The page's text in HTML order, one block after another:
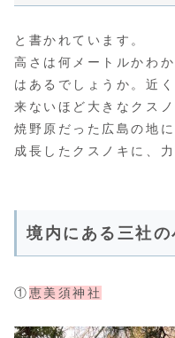
と書かれています。
高さは何メートルかわ
はあるでしょうか。近
来ないほど大きなクスノ
焼野原だった広島の地
成長したクスノキに、
境内にある三社の
①恵美須神社